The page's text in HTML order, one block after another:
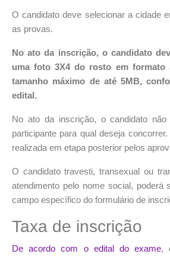
O candidato deve selecionar a cidade
as provas.
No ato da inscrição, o candidato
uma foto 3X4 do rosto em formato
tamanho máximo de até 5MB,
edital.
No ato da inscrição, o candidato não
participante para qual deseja
realizada em etapa posterior pelos
O candidato travesti, transexual ou
atendimento pelo nome social, poderá
campo específico do formulário de
Taxa de inscrição
De acordo com o edital do exame,